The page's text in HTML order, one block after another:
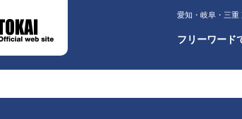
愛知・岐阜・三重
フリーワード